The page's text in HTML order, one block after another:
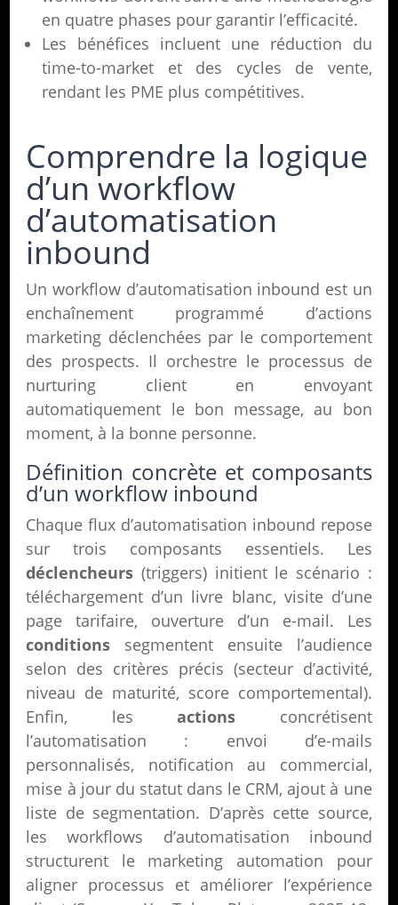
en quatre phases pour garantir l’efficacité.
Les bénéfices incluent une réduction du
time-to-market et des cycles de vente,
rendant les PME plus compétitives.
Comprendre la logique
d’un workflow
d’automatisation
inbound
Un workflow d’automatisation inbound est un
enchaînement programmé d’actions
marketing déclenchées par le comportement
des prospects. Il orchestre le processus de
nurturing client en envoyant
automatiquement le bon message, au bon
moment, à la bonne personne.
Définition concrète et composants
d’un workflow inbound
Chaque flux d’automatisation inbound repose
sur trois composants essentiels. Les
déclencheurs (triggers) initient le scénario :
téléchargement d’un livre blanc, visite d’une
page tarifaire, ouverture d’un e-mail. Les
conditions segmentent ensuite l’audience
selon des critères précis (secteur d’activité,
niveau de maturité, score comportemental).
Enfin, lesactions concrétisent
l’automatisation : envoi d’e-mails
personnalisés, notification au commercial,
mise à jour du statut dans le CRM, ajout à une
liste de segmentation. D’après cette source,
les workflows d’automatisation inbound
structurent le marketing automation pour
aligner processus et améliorer l’expérience